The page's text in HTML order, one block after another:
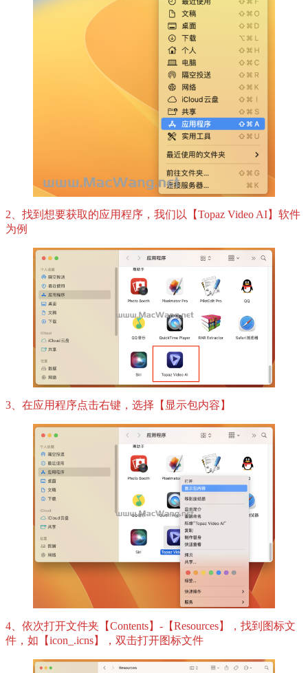
2、找到想要获取的应用程序，我们以【Topaz Video AI】软件
为例
3、在应用程序点击右键，选择【显示包内容】
4、依次打开文件夹【Contents】-【Resources】，找到图标文
件，如【icon_.icns】，双击打开图标文件